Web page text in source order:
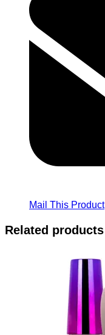
Mail This Product
Related products